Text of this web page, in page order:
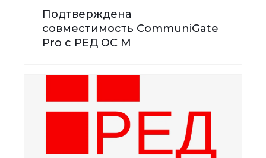
Подтверждена
совместимость CommuniGate
Pro с РЕД ОС М